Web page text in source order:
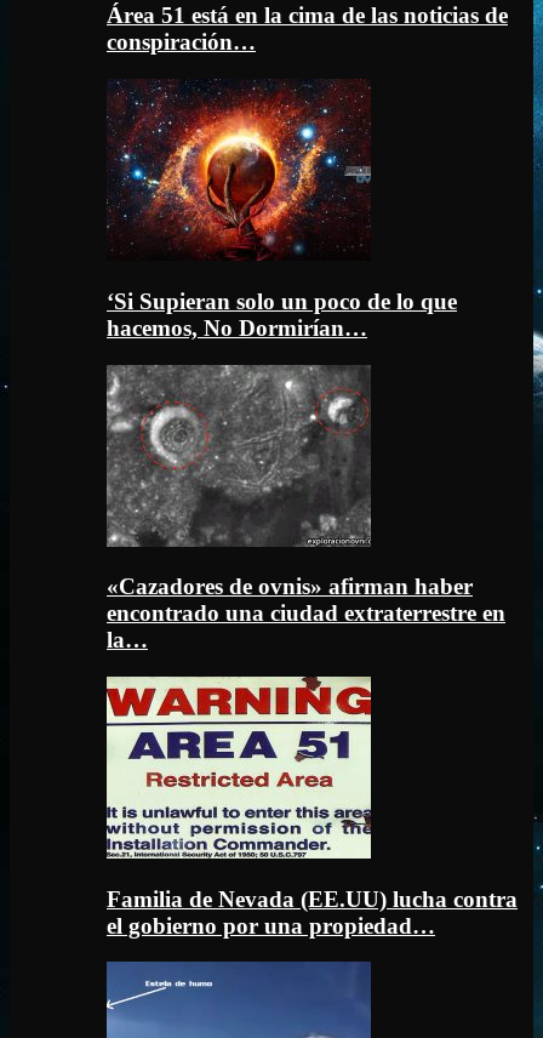
Área 51 está en la cima de las noticias de
conspiración…
‘Si Supieran solo un poco de lo que
hacemos, No Dormirían…
«Cazadores de ovnis» afirman haber
encontrado una ciudad extraterrestre en
la…
Familia de Nevada (EE.UU) lucha contra
el gobierno por una propiedad…